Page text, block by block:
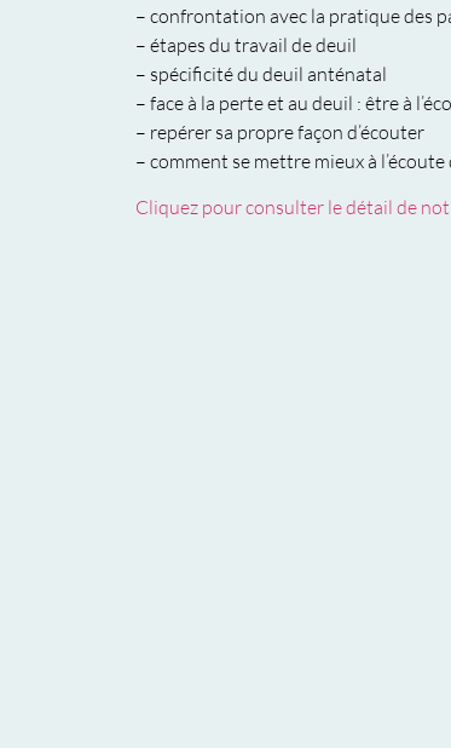
– confrontation avec la pratique des
– étapes du travail de deuil
– spécificité du deuil anténatal
– face à la perte et au deuil : être à
– repérer sa propre façon d’écouter
– comment se mettre mieux à
Cliquez pour consulter le détail de